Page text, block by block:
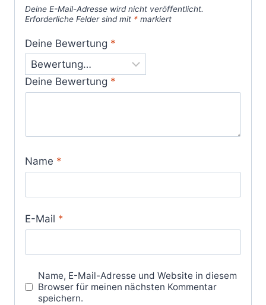
Deine E-Mail-Adresse wird nicht veröffentlicht.
Erforderliche Felder sind mit * markiert
Deine Bewertung *
Deine Bewertung *
Name *
E-Mail *
Name, E-Mail-Adresse und Website in diesem
Browser für meinen nächsten Kommentar
speichern.